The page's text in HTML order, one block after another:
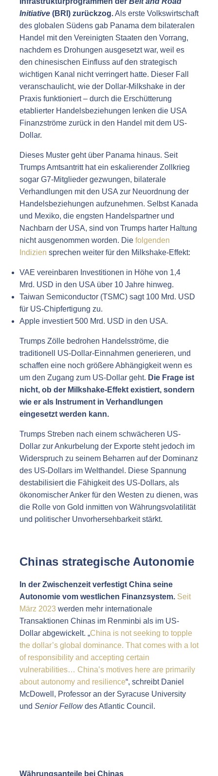
Initiative (BRI) zurückzog.Als erste Volkswirtschaft
des globalen Südens gab Panama dem bilateralen
Handel mit den Vereinigten Staaten den Vorrang,
nachdem es Drohungen ausgesetzt war, weil es
den chinesischen Einfluss auf den strategisch
wichtigen Kanal nicht verringert hatte. Dieser Fall
veranschaulicht, wie der Dollar-Milkshake in der
Praxis funktioniert – durch die Erschütterung
etablierter Handelsbeziehungen lenken die USA
Finanzströme zurück in den Handel mit dem US-
Dollar.
Dieses Muster geht über Panama hinaus. Seit
Trumps Amtsantritt hat ein eskalierender Zollkrieg
sogar G7-Mitglieder gezwungen, bilaterale
Verhandlungen mit den USA zur Neuordnung der
Handelsbeziehungen aufzunehmen. Selbst Kanada
und Mexiko, die engsten Handelspartner und
Nachbarn der USA, sind von Trumps harter Haltung
nicht ausgenommen worden. Die folgenden
Indizien sprechen weiter für den Milkshake-Effekt:
VAE vereinbaren Investitionen in Höhe von 1,4
Mrd. USD in den USA über 10 Jahre hinweg.
Taiwan Semiconductor (TSMC) sagt 100 Mrd. USD
für US-Chipfertigung zu.
Apple investiert 500 Mrd. USD in den USA.
Trumps Zölle bedrohen Handelsströme, die
traditionell US-Dollar-Einnahmen generieren, und
schaffen eine noch größere Abhängigkeit wenn es
um den Zugang zum US-Dollar geht. Die Frage ist
nicht, ob der Milkshake-Effekt existiert, sondern
wie er als Instrument in Verhandlungen
eingesetzt werden kann.
Trumps Streben nach einem schwächeren US-
Dollar zur Ankurbelung der Exporte steht jedoch im
Widerspruch zu seinem Beharren auf der Dominanz
des US-Dollars im Welthandel. Diese Spannung
destabilisiert die Fähigkeit des US-Dollars, als
ökonomischer Anker für den Westen zu dienen, was
die Rolle von Gold inmitten von Währungsvolatilität
und politischer Unvorhersehbarkeit stärkt.
Chinas strategische Autonomie
In der Zwischenzeit verfestigt China seine
Autonomie vom westlichen Finanzsystem. Seit
März 2023 werden mehr internationale
Transaktionen Chinas im Renminbi als im US-
Dollar abgewickelt. „China is not seeking to topple
the dollar’s global dominance. That comes with a lot
of responsibility and accepting certain
vulnerabilities… China’s motives here are primarily
about autonomy and resilience“, schreibt Daniel
McDowell, Professor an der Syracuse University
und Senior Fellowdes Atlantic Council.
Währungsanteile bei Chinas